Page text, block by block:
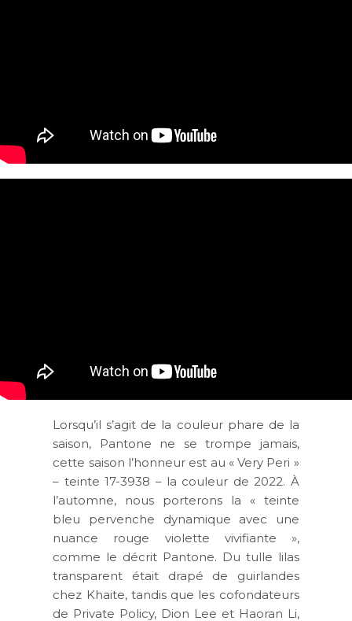
Lorsqu’il s’agit de la couleur phare de la
saison, Pantone ne se trompe jamais,
cette saison l’honneur est au « Very Peri »
– teinte 17-3938 – la couleur de 2022. À
l’automne, nous porterons la « teinte
bleu pervenche dynamique avec une
nuance rouge violette vivifiante »,
comme le décrit Pantone. Du tulle lilas
transparent était drapé de guirlandes
chez Khaite, tandis que les cofondateurs
de Private Policy, Dion Lee et Haoran Li,